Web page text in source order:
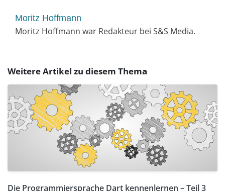
Moritz Hoffmann
Moritz Hoffmann war Redakteur bei S&S Media.
Weitere Artikel zu diesem Thema
Die Programmiersprache Dart kennenlernen – Teil 3